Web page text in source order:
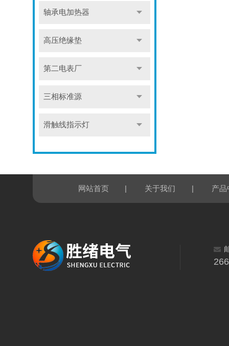
轴承电加热器
高压绝缘垫
第二电表厂
三相标准源
滑触线指示灯
网站首页 | 关于我们 | 产品